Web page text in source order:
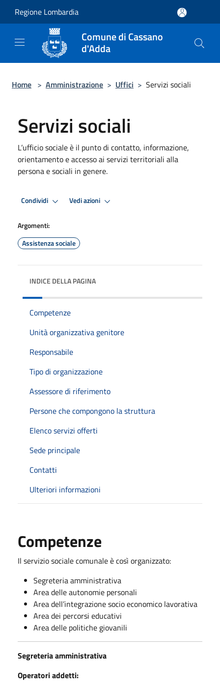
Regione Lombardia
Comune di Cassano
d'Adda
Home > Amministrazione > Uffici > Servizi sociali
Servizi sociali
L’ufficio sociale è il punto di contatto, informazione,
orientamento e accesso ai servizi territoriali alla
persona e sociali in genere.
Condividi Vedi azioni
Argomenti:
Assistenza sociale
INDICE DELLA PAGINA
Competenze
Unità organizzativa genitore
Responsabile
Tipo di organizzazione
Assessore di riferimento
Persone che compongono la struttura
Elenco servizi offerti
Sede principale
Contatti
Ulteriori informazioni
Competenze
Il servizio sociale comunale è così organizzato:
Segreteria amministrativa
Area delle autonomie personali
Area dell’integrazione socio economico lavorativa
Area dei percorsi educativi
Area delle politiche giovanili
Segreteria amministrativa
Operatori addetti: